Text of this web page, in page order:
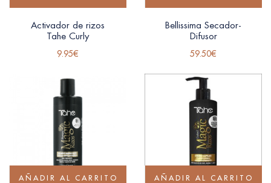
Activador de rizos
Tahe Curly
9.95€
Bellissima Secador-
Difusor
59.50€
AÑADIR AL CARRITO AÑADIR AL CARRITO